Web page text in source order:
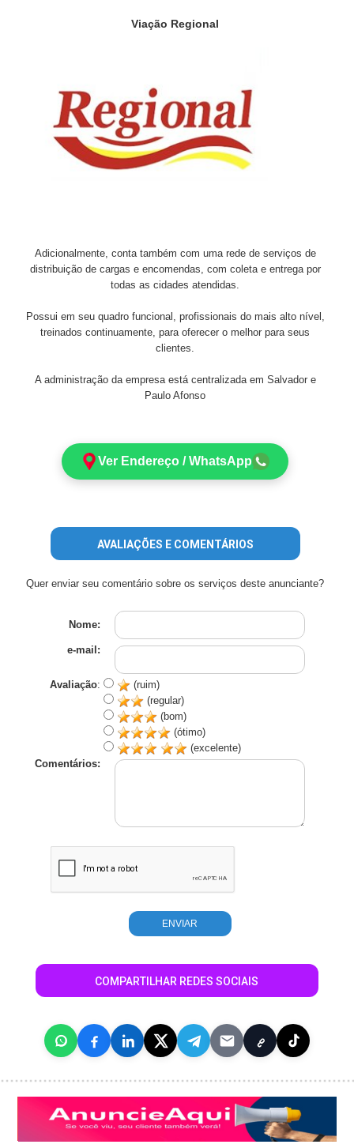
Viação Regional
Adicionalmente, conta também com uma rede de serviços de
distribuição de cargas e encomendas, com coleta e entrega por
todas as cidades atendidas.
Possui em seu quadro funcional, profissionais do mais alto nível,
treinados continuamente, para oferecer o melhor para seus
clientes.
A administração da empresa está centralizada em Salvador e
Paulo Afonso
Ver Endereço / WhatsApp
AVALIAÇÕES E COMENTÁRIOS
Quer enviar seu comentário sobre os serviços deste anunciante?
Nome:
e-mail:
Avaliação:
(ruim)
(regular)
(bom)
(ótimo)
(excelente)
Comentários:
COMPARTILHAR REDES SOCIAIS